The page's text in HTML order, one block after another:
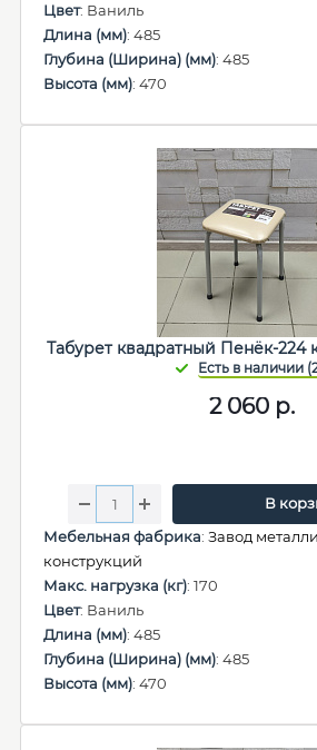
Цвет: Ваниль
Длина (мм): 485
Глубина (Ширина) (мм): 485
Высота (мм): 470
Табурет квадратный Пенёк-224
2 060р.
В
Мебельная фабрика: Завод
конструкций
Макс. нагрузка (кг): 170
Цвет: Ваниль
Длина (мм): 485
Глубина (Ширина) (мм): 485
Высота (мм): 470